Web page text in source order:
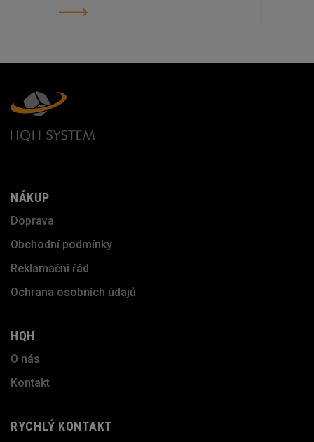
NÁKUP
Doprava
Obchodní podmínky
Reklamační řád
Ochrana osobních údajů
HQH
O nás
Kontakt
RYCHLÝ KONTAKT